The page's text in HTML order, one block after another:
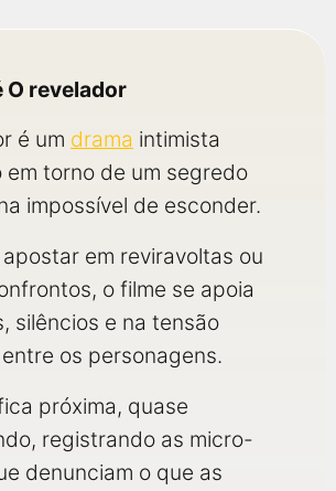
O revelador
é um drama intimista
torno de um segredo
impossível de esconder.
apostar em reviravoltas ou
o filme se apoia
silêncios e na tensão
os personagens.
próxima, quase
registrando as micro-
denunciam o que as